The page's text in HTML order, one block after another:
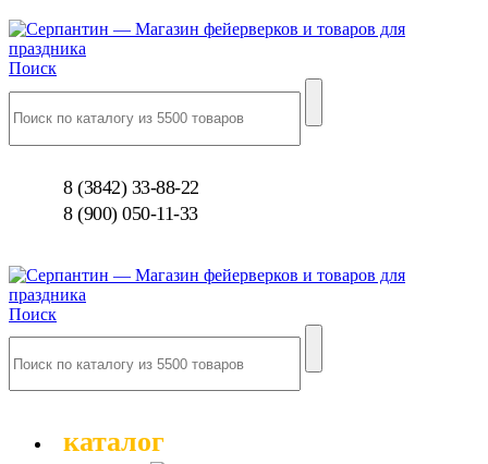
Поиск
8 (3842) 33-88-22
8 (900) 050-11-33
Поиск
каталог